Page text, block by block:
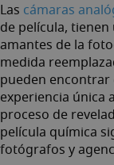
Las cámaras
de película,
amantes de la
medida
pueden encontrar
experiencia única
proceso de
película química
fotógrafos y